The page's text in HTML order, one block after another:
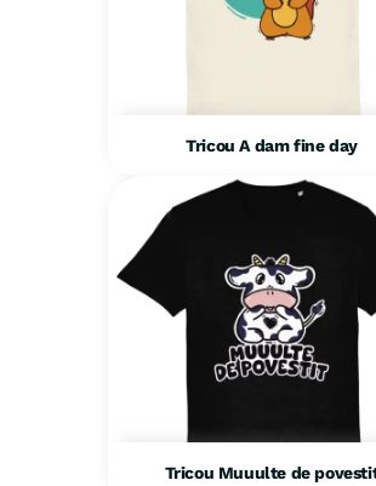
Tricou A dam fine day
Tricou Muuulte de